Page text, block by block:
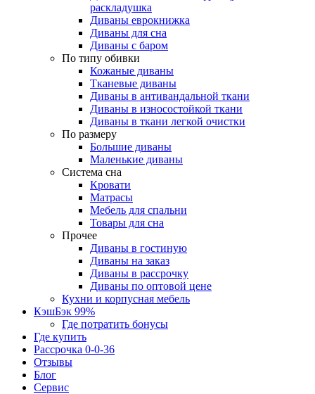
раскладушка
Диваны еврокнижка
Диваны для сна
Диваны с баром
По типу обивки
Кожаные диваны
Тканевые диваны
Диваны в антивандальной ткани
Диваны в износостойкой ткани
Диваны в ткани легкой очистки
По размеру
Большие диваны
Маленькие диваны
Система сна
Кровати
Матрасы
Мебель для спальни
Товары для сна
Прочее
Диваны в гостиную
Диваны на заказ
Диваны в рассрочку
Диваны по оптовой цене
Кухни и корпусная мебель
КэшБэк 99%
Где потратить бонусы
Где купить
Рассрочка 0-0-36
Отзывы
Блог
Сервис